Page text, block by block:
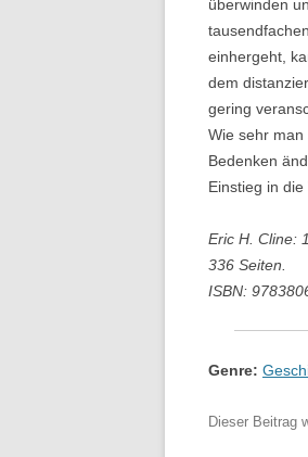
überwinden
einhergeht,
dem
gering
Wie sehr
Bedenken
Einstieg in
Eric H. Cline:
336 Seiten.
ISBN:
Genre:
Dieser Beitrag